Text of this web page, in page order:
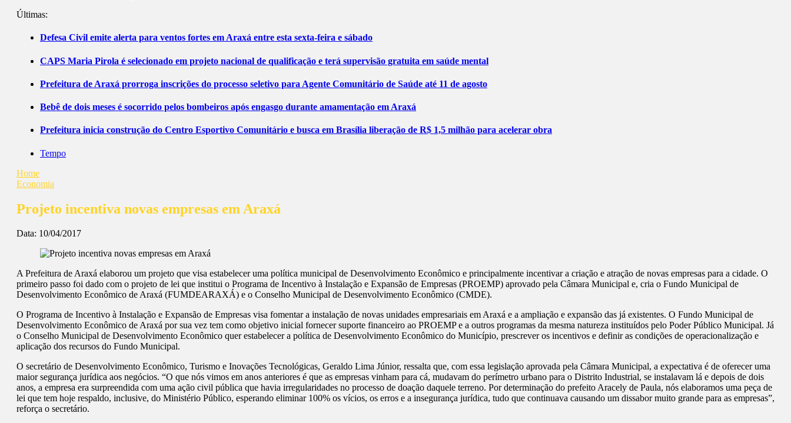
Últimas:
Defesa Civil emite alerta para ventos fortes em Araxá entre esta sexta-feira e sábado
CAPS Maria Pirola é selecionado em projeto nacional de qualificação e terá supervisão gratuita em saúde mental
Prefeitura de Araxá prorroga inscrições do processo seletivo para Agente Comunitário de Saúde até 11 de agosto
Bebê de dois meses é socorrido pelos bombeiros após engasgo durante amamentação em Araxá
Prefeitura inicia construção do Centro Esportivo Comunitário e busca em Brasília liberação de R$ 1,5 milhão para acelerar obra
Tempo
Home
Economia
Projeto incentiva novas empresas em Araxá
Data: 10/04/2017
A Prefeitura de Araxá elaborou um projeto que visa estabelecer uma política municipal de Desenvolvimento Econômico e principalmente incentivar a criação e atração de novas empresas para a cidade. O
primeiro passo foi dado com o projeto de lei que institui o Programa de Incentivo à Instalação e Expansão de Empresas (PROEMP) aprovado pela Câmara Municipal e, cria o Fundo Municipal de
Desenvolvimento Econômico de Araxá (FUMDEARAXÁ) e o Conselho Municipal de Desenvolvimento Econômico (CMDE).
O Programa de Incentivo à Instalação e Expansão de Empresas visa fomentar a instalação de novas unidades empresariais em Araxá e a ampliação e expansão das já existentes. O Fundo Municipal de
Desenvolvimento Econômico de Araxá por sua vez tem como objetivo inicial fornecer suporte financeiro ao PROEMP e a outros programas da mesma natureza instituídos pelo Poder Público Municipal. Já
o Conselho Municipal de Desenvolvimento Econômico quer estabelecer a política de Desenvolvimento Econômico do Município, prescrever os incentivos e definir as condições de operacionalização e
aplicação dos recursos do Fundo Municipal.
O secretário de Desenvolvimento Econômico, Turismo e Inovações Tecnológicas, Geraldo Lima Júnior, ressalta que, com essa legislação aprovada pela Câmara Municipal, a expectativa é de oferecer uma
maior segurança jurídica aos negócios. “O que nós vimos em anos anteriores é que as empresas vinham para cá, mudavam do perímetro urbano para o Distrito Industrial, se instalavam lá e depois de dois
anos, a empresa era surpreendida com uma ação civil pública que havia irregularidades no processo de doação daquele terreno. Por determinação do prefeito Aracely de Paula, nós elaboramos uma peça de
lei que tem hoje respaldo, inclusive, do Ministério Público, esperando eliminar 100% os vícios, os erros e a insegurança jurídica, tudo que continuava causando um dissabor muito grande para as empresas”,
reforça o secretário.